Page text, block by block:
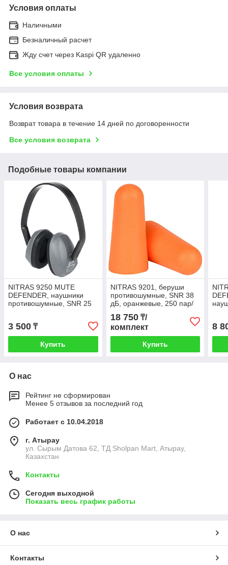
Условия оплаты
Наличными
Безналичный расчет
Жду счет через Kaspi QR удаленно
Все условия оплаты
Условия возврата
Возврат товара в течение 14 дней по договоренности
Все условия возврата
Подобные товары компании
NITRAS 9250 MUTE
DEFENDER, наушники
противошумные, SNR 25
3 500 ₸
Купить
NITRAS 9201, беруши
противошумные, SNR 38
дБ, оранжевые, 250 пар/
18 750₸/
комплект
Купить
8
О нас
Рейтинг не сформирован
Менее 5 отзывов за последний год
Работает с 10.04.2018
г. Атырау
ул. Сырым Датова 62, ТД Sholpan Mart, Атырау,
Казахстан
Контакты
Сегодня выходной
Показать весь график работы
О нас
Контакты